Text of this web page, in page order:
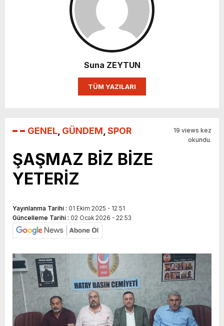
Suna ZEYTUN
TÜM YAZILARI
GENEL GÜNDEM SPOR
19 views kez
okundu.
ŞAŞMAZ BİZ BİZE
YETERİZ
Yayınlanma Tarihi : 01 Ekim 2025 - 12:51
Güncelleme Tarihi : 02 Ocak 2026 - 22:53